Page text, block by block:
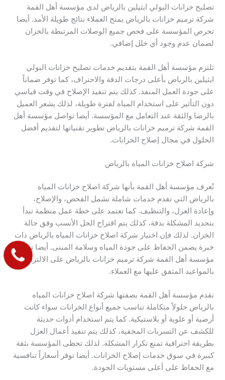
تصليح خزانات البولي ايثيلين بالرياض لدى مؤسسة أهل القمة
شركة ترميم خزانات بالرياض يمنح العملاء نتائج طويلة الأمد. أيضا
تحرص المؤسسة على فحص جميع الوصلات المرتبطة بالخزان
لضمان عدم وجود أي خلل إضافي.
تلتزم مؤسسة أهل القمة بتقديم خدمات تصليح خزانات البولي
ايثيلين بالرياض بأعلى درجات الدقة والاحتراف، كما توفر ضماناً
على جودة العمل المنفذ. كذلك يتم تنفيذ الإصلاح في وقت قياسي
دون التأثير على استخدام المياه لفترة طويلة، لذلك يشعر العميل
بالرضا والثقة عند التعامل مع المؤسسة. أيضا تواصل مؤسسة أهل
القمة شركة ترميم خزانات بالرياض تطوير تقنياتها لتقديم أفضل
الحلول في مجال إصلاح الخزانات.
شركة اصلاح خزانات المياه بالرياض
تُعرف مؤسسة أهل القمة بأنها شركة اصلاح خزانات المياه
بالرياض التي تقدم خدمات شاملة تشمل الفحص، والإصلاح،
وإعادة العزل، والتنظيف. كما تعتمد على خطة عمل منظمة تبدأ
بتحديد المشكلة بدقة، كذلك يتم اقتراح الحل الأنسب وفق حالة
الخزان. لذلك فإن اختيار شركة اصلاح خزانات المياه بالرياض ذات
خبرة يضمن الحفاظ على جودة المياه وسلامة المبنى. أيضا تحرص
مؤسسة أهل القمة شركة ترميم خزانات بالرياض على الالتزام
بالمواعيد المتفق عليها مع العملاء.
تقدم مؤسسة أهل القمة بصفتها شركة اصلاح خزانات المياه
بالرياض حلولاً متكاملة تناسب جميع أنواع الخزانات سواء كانت
أرضية أو علوية أو بلاستيكية. كما يتم استخدام أدوات حديثة
للكشف عن التسربات المخفية، كذلك يتم تنفيذ أعمال العزل
بطريقة احترافية تمنع تكرار المشكلة. لذلك تحظى المؤسسة بثقة
كبيرة في سوق خدمات إصلاح الخزانات. أيضا توفر أسعاراً تنافسية
مع الحفاظ على أعلى مستويات الجودة.